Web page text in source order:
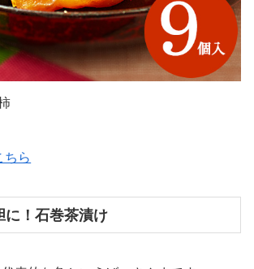
ちら
に！石巻茶漬け